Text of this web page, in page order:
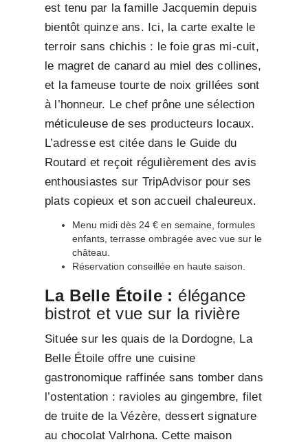
est tenu par la famille Jacquemin depuis
bientôt quinze ans. Ici, la carte exalte le
terroir sans chichis : le foie gras mi-cuit,
le magret de canard au miel des collines,
et la fameuse tourte de noix grillées sont
à l’honneur. Le chef prône une sélection
méticuleuse de ses producteurs locaux.
L’adresse est citée dans le Guide du
Routard et reçoit régulièrement des avis
enthousiastes sur TripAdvisor pour ses
plats copieux et son accueil chaleureux.
Menu midi dès 24 € en semaine, formules
enfants, terrasse ombragée avec vue sur le
château.
Réservation conseillée en haute saison.
La Belle Étoile : élégance
bistrot et vue sur la rivière
Située sur les quais de la Dordogne, La
Belle Étoile offre une cuisine
gastronomique raffinée sans tomber dans
l’ostentation : ravioles au gingembre, filet
de truite de la Vézère, dessert signature
au chocolat Valrhona. Cette maison